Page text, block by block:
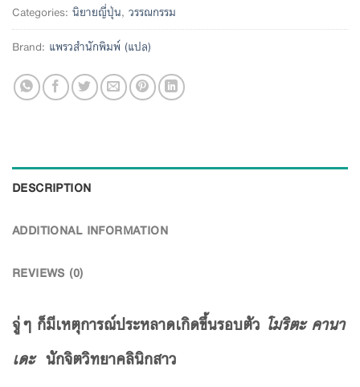
Categories: นิยายญี่ปุ่น, วรรณกรรม
Brand: แพรวสำนักพิมพ์ (แปล)
DESCRIPTION
ADDITIONAL INFORMATION
REVIEWS (0)
จู่ๆ ก็มีเหตุการณ์ประหลาดเกิดขึ้นรอบตัว โมริตะ คานา
เดะนักจิตวิทยาคลินิกสาว